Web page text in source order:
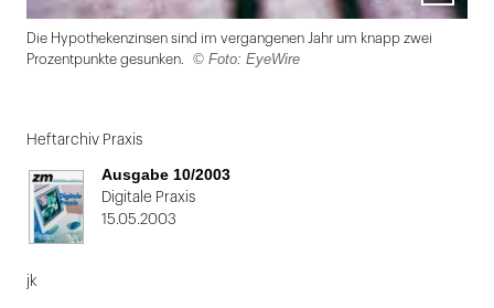
Lightbox
öffnen
Die Hypothekenzinsen sind im vergangenen Jahr um knapp zwei
Prozentpunkte gesunken.
© Foto: EyeWire
1
von
2
Heftarchiv Praxis
Ausgabe 10/2003
Digitale Praxis
15.05.2003
jk